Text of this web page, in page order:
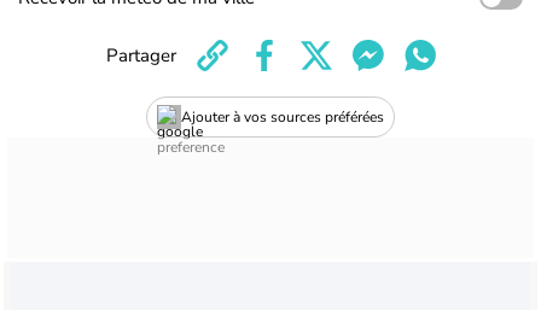
Ajouter à vos sources préférées
Partager